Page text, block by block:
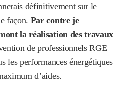
définitivement sur le
façon. Par contre je
la réalisation des travaux
de professionnels RGE
les performances énergétiques
d’aides.